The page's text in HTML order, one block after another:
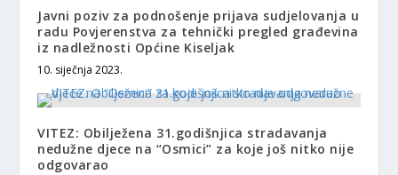
Javni poziv za podnošenje prijava sudjelovanja u
radu Povjerenstva za tehnički pregled građevina
iz nadležnosti Općine Kiseljak
10. siječnja 2023.
VITEZ: Obilježena 31.godišnjica stradavanja
nedužne djece na “Osmici” za koje još nitko nije
odgovarao